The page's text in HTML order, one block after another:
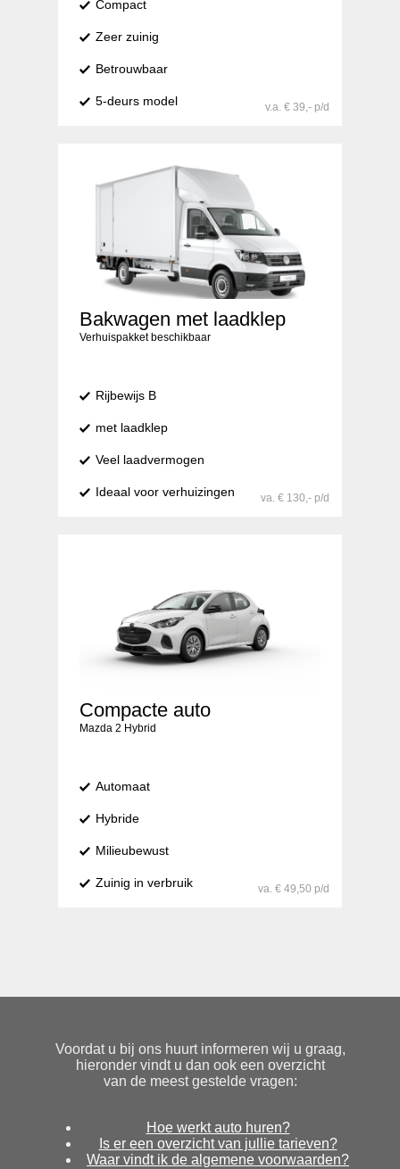
Compact
Zeer zuinig
Betrouwbaar
5-deurs model v.a. € 39,- p/d
Bakwagen met laadklep
Verhuispakket beschikbaar
Rijbewijs B
met laadklep
Veel laadvermogen
Ideaal voor verhuizingen va. € 130,- p/d
Compacte auto
Mazda 2 Hybrid
Automaat
Hybride
Milieubewust
Zuinig in verbruik va. € 49,50 p/d
Voordat u bij ons huurt informeren wij u graag,
hieronder vindt u dan ook een overzicht
van de meest gestelde vragen:
Hoe werkt auto huren?
Is er een overzicht van jullie tarieven?
Waar vindt ik de algemene voorwaarden?